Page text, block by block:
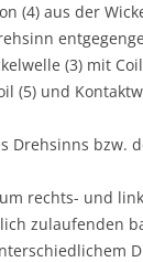
(4) aus der
(3) mit
(5) und
Drehsinns bzw.
rechts- und
zulaufenden